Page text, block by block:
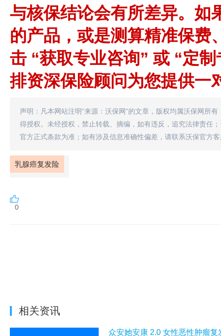
与核保结论会有所差异。如
的产品，或是测算精准保费
击 “获取专业咨询” 或 “定
排资深保险顾问为您提供一
声明：凡本网站注明“来源：沃保网”的文章，版权均属沃保网所
得授权。未经授权，禁止转载、摘编，如有违反，追究法律责任
官方正式条款为准；如有涉及信息准确性偏差，请联系沃保官方
乳腺癌复发险
0
相关资讯
众安她安康 2.0 女性恶性肿瘤